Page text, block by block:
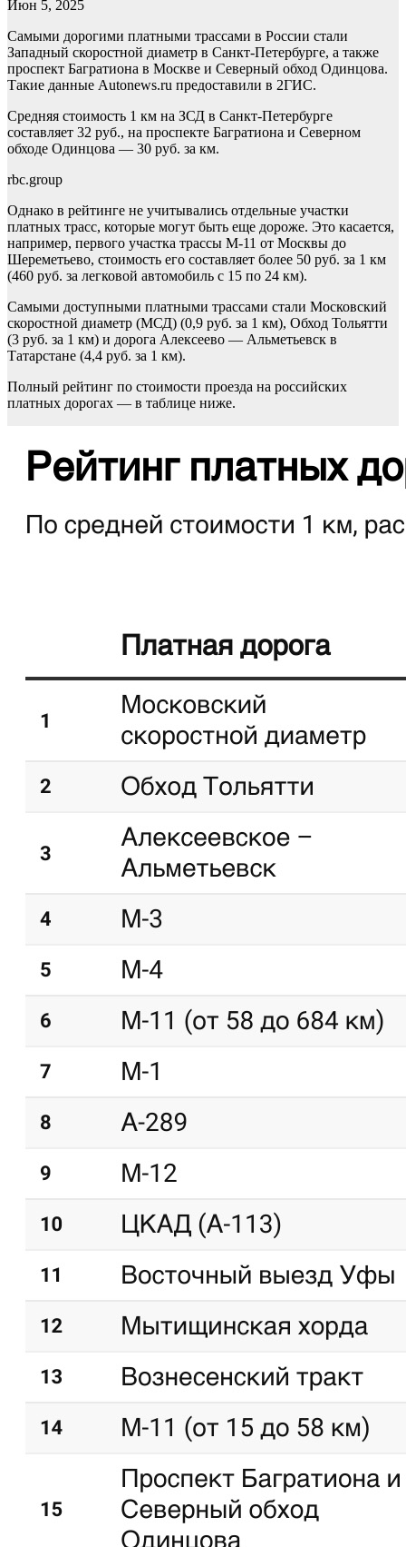
Июн 5, 2025
Самыми дорогими платными трассами в России стали
Западный скоростной диаметр в Санкт-Петербурге, а также
проспект Багратиона в Москве и Северный обход Одинцова.
Такие данные Autonews.ru предоставили в 2ГИС.
Средняя стоимость 1 км на ЗСД в Санкт-Петербурге
составляет 32 руб., на проспекте Багратиона и Северном
обходе Одинцова — 30 руб. за км.
rbc.group
Однако в рейтинге не учитывались отдельные участки
платных трасс, которые могут быть еще дороже. Это касается,
например, первого участка трассы М-11 от Москвы до
Шереметьево, стоимость его составляет более 50 руб. за 1 км
(460 руб. за легковой автомобиль с 15 по 24 км).
Самыми доступными платными трассами стали Московский
скоростной диаметр (МСД) (0,9 руб. за 1 км), Обход Тольятти
(3 руб. за 1 км) и дорога Алексеево — Альметьевск в
Татарстане (4,4 руб. за 1 км).
Полный рейтинг по стоимости проезда на российских
платных дорогах — в таблице ниже.